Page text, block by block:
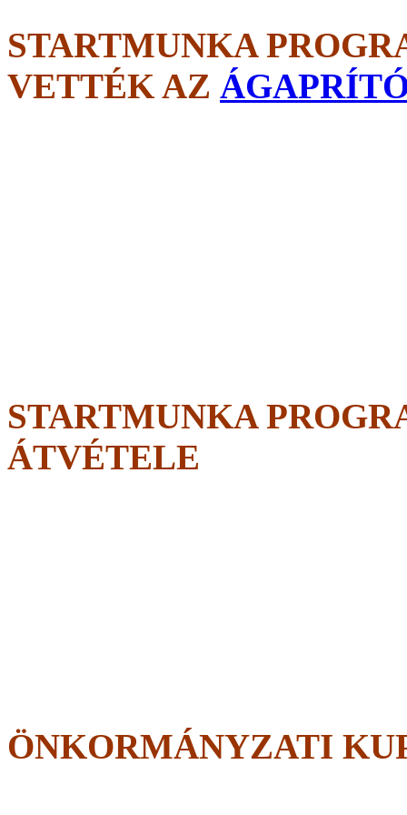
STARTMUNKA
VETTÉK AZ
STARTMUNKA
ÁTVÉTELE
ÖNKORMÁNYZATI